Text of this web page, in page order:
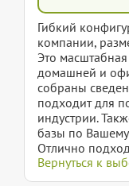
Гибкий
компании,
Это
домашней и
собраны
подходит для
индустрии.
базы по Вашему
Отлично
Вернуться к